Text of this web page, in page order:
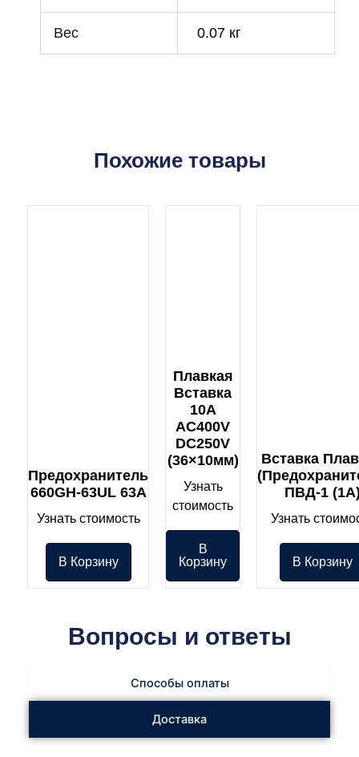
Вес 0.07 кг
Похожие товары
Предохранитель
660GH-63UL 63A
Узнать стоимость
В Корзину
Плавкая
Вставка
10A
AC400V
DC250V
(36×10мм)
Узнать
стоимость
В
Корзину
Вставка
ПВД-1
Узнать
В Корзину
Вопросы и ответы
Способы оплаты
Доставка